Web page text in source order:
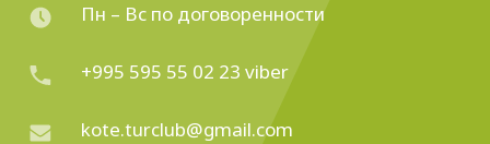
Пн – Вс по договоренности
+995 595 55 02 23 viber
kote.turclub@gmail.com